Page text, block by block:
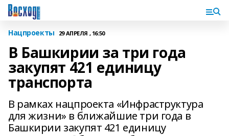
Нацпроекты 29 АПРЕЛЯ , 16:50
В Башкирии за три года
закупят 421 единицу
транспорта
В рамках нацпроекта «Инфраструктура
для жизни» в ближайшие три года в
Башкирии закупят 421 единицу